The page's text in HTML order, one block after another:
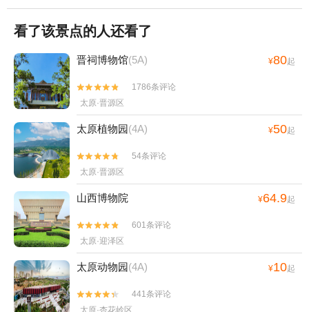
看了该景点的人还看了
晋祠博物馆(5A) ¥80起


1786条评论
太原·晋源区
太原植物园(4A) ¥50起


54条评论
太原·晋源区
山西博物院 ¥64.9起


601条评论
太原·迎泽区
太原动物园(4A) ¥10起


441条评论